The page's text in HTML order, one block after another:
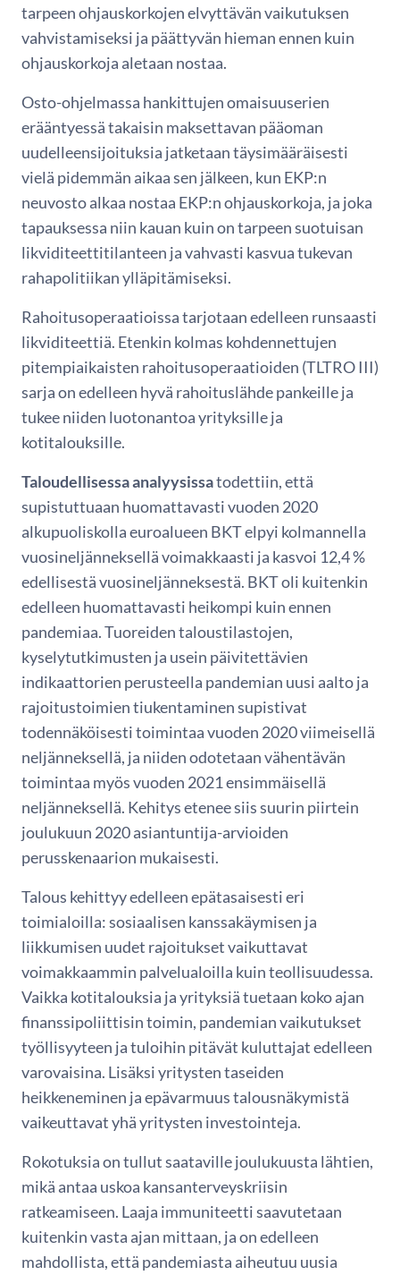
tarpeen ohjauskorkojen elvyttävän vaikutuksen
vahvistamiseksi ja päättyvän hieman ennen kuin
ohjauskorkoja aletaan nostaa.
Osto-ohjelmassa hankittujen omaisuuserien
erääntyessä takaisin maksettavan pääoman
uudelleensijoituksia jatketaan täysimääräisesti
vielä pidemmän aikaa sen jälkeen, kun EKP:n
neuvosto alkaa nostaa EKP:n ohjauskorkoja, ja joka
tapauksessa niin kauan kuin on tarpeen suotuisan
likviditeettitilanteen ja vahvasti kasvua tukevan
rahapolitiikan ylläpitämiseksi.
Rahoitusoperaatioissa tarjotaan edelleen runsaasti
likviditeettiä. Etenkin kolmas kohdennettujen
pitempiaikaisten rahoitusoperaatioiden (TLTRO III)
sarja on edelleen hyvä rahoituslähde pankeille ja
tukee niiden luotonantoa yrityksille ja
kotitalouksille.
Taloudellisessa analyysissatodettiin, että
supistuttuaan huomattavasti vuoden 2020
alkupuoliskolla euroalueen BKT elpyi kolmannella
vuosineljänneksellä voimakkaasti ja kasvoi 12,4 %
edellisestä vuosineljänneksestä. BKT oli kuitenkin
edelleen huomattavasti heikompi kuin ennen
pandemiaa. Tuoreiden taloustilastojen,
kyselytutkimusten ja usein päivitettävien
indikaattorien perusteella pandemian uusi aalto ja
rajoitustoimien tiukentaminen supistivat
todennäköisesti toimintaa vuoden 2020 viimeisellä
neljänneksellä, ja niiden odotetaan vähentävän
toimintaa myös vuoden 2021 ensimmäisellä
neljänneksellä. Kehitys etenee siis suurin piirtein
joulukuun 2020 asiantuntija-arvioiden
perusskenaarion mukaisesti.
Talous kehittyy edelleen epätasaisesti eri
toimialoilla: sosiaalisen kanssakäymisen ja
liikkumisen uudet rajoitukset vaikuttavat
voimakkaammin palvelualoilla kuin teollisuudessa.
Vaikka kotitalouksia ja yrityksiä tuetaan koko ajan
finanssipoliittisin toimin, pandemian vaikutukset
työllisyyteen ja tuloihin pitävät kuluttajat edelleen
varovaisina. Lisäksi yritysten taseiden
heikkeneminen ja epävarmuus talousnäkymistä
vaikeuttavat yhä yritysten investointeja.
Rokotuksia on tullut saataville joulukuusta lähtien,
mikä antaa uskoa kansanterveyskriisin
ratkeamiseen. Laaja immuniteetti saavutetaan
kuitenkin vasta ajan mittaan, ja on edelleen
mahdollista, että pandemiasta aiheutuu uusia